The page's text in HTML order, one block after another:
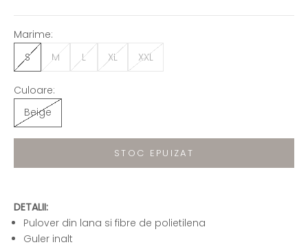
Marime:
S
M L XL XXL
Culoare:
Beige
STOC EPUIZAT
DETALII:
Pulover din lana si fibre de polietilena
Guler inalt